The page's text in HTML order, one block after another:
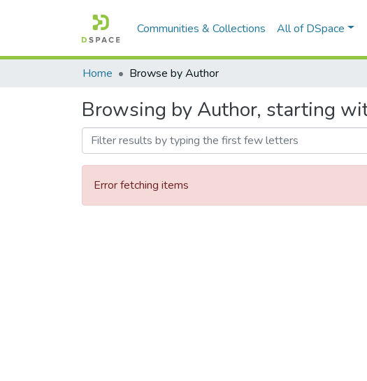
Communities & Collections All of DSpace
Home Browse by Author
Browsing by Author, starting
Error fetching items